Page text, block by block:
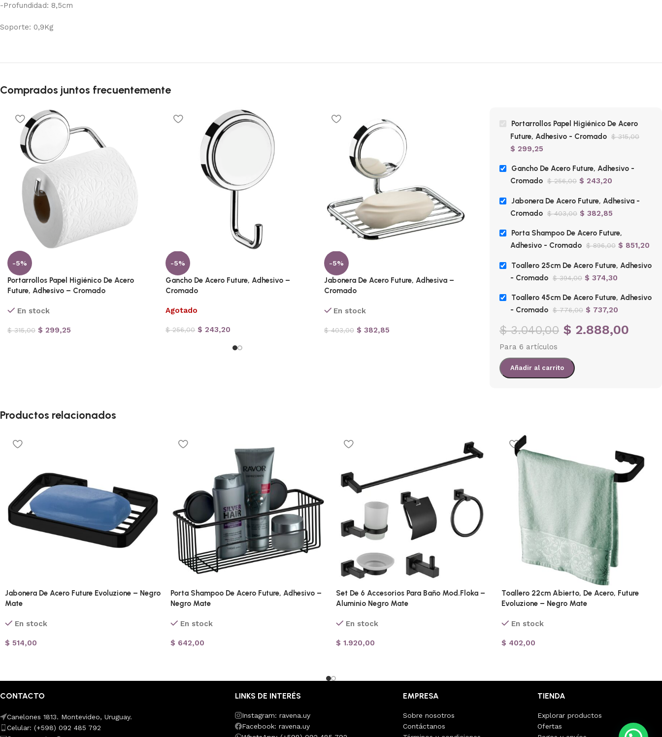
-Profundidad: 8,5cm
Soporte: 0,9Kg
Comprados juntos frecuentemente
-5%
Portarrollos Papel Higiénico De Acero
Future, Adhesivo – Cromado
En stock
$315,00 $ 299,25
-5%
Gancho De Acero Future, Adhesivo –
Cromado
Agotado
$256,00 $ 243,20
-5%
Jabonera De Acero Future, Adhesiva –
Cromado
En stock
$403,00 $ 382,85
-5%
Porta Shampoo De Acero Future,
En stock
896,00 $851,20
-5%
Portarrollos Papel Higiénico De Acero
Future, Adhesivo - Cromado $315,00
$ 299,25
Gancho De Acero Future, Adhesivo -
Cromado $256,00 $ 243,20
Jabonera De Acero Future, Adhesiva -
Cromado $403,00 $ 382,85
Porta Shampoo De Acero Future,
Adhesivo - Cromado $896,00 $ 851,20
Toallero 25cm De Acero Future, Adhesivo
- Cromado $394,00 $ 374,30
Toallero 45cm De Acero Future, Adhesivo
- Cromado $776,00 $ 737,20
$3.040,00 $ 2.888,00
Para 6 artículos
Añadir al carrito
Productos relacionados
Jabonera De Acero Future Evoluzione – Negro
Mate
En stock
$ 514,00
Porta Shampoo De Acero Future, Adhesivo –
Negro Mate
En stock
$ 642,00
Set De 6 Accesorios Para Baño Mod.Floka –
Aluminio Negro Mate
En stock
$ 1.920,00
Toallero 22cm Abierto, De Acero, Future
Evoluzione – Negro Mate
En stock
$ 402,00
CONTACTO
Canelones 1813. Montevideo, Uruguay.
Celular: (+598) 092 485 792
LINKS DE INTERÉS
Instagram: ravena.uy
Facebook: ravena.uy
EMPRESA
Sobre nosotros
Contáctanos
TIENDA
Explorar productos
Ofertas